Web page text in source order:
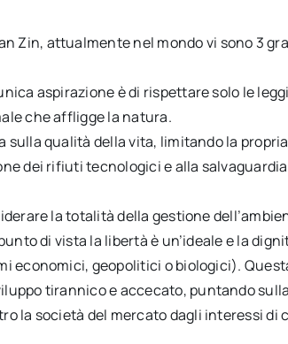
Zin, attualmente nel mondo vi sono 3
aspirazione è di rispettare solo le
che affligge la natura.
sulla qualità della vita, limitando la
dei rifiuti tecnologici e alla
la totalità della gestione
di vista la libertà è un’ideale e la
economici, geopolitici o biologici).
tirannico e accecato, puntando
la società del mercato dagli interessi di